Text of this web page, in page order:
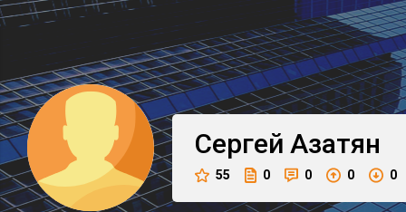
Сергей Азатян
55 0 0 0 0